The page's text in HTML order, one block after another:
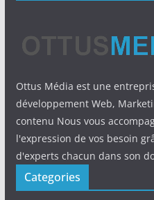
Ottus Média est une
développement Web,
contenu Nous vous
l'expression de vos besoin
d'experts chacun dans son
Categories